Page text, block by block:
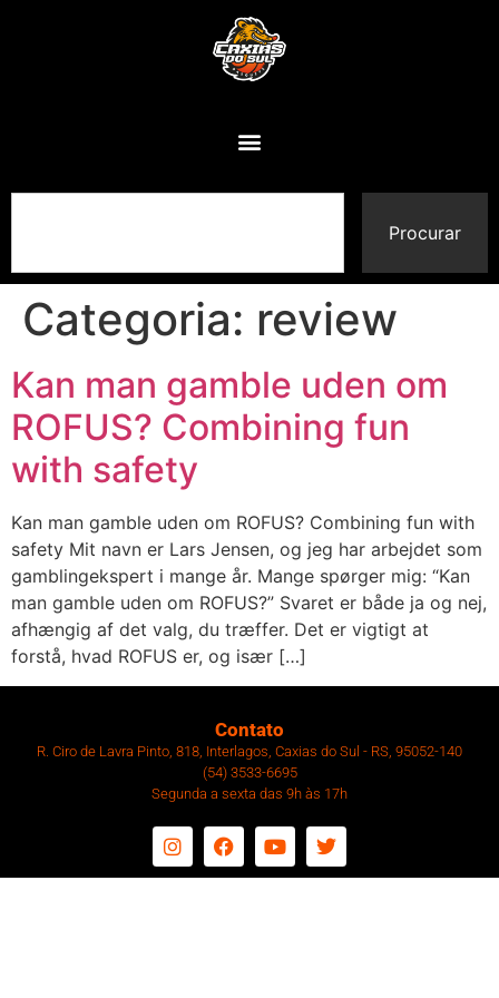
Procurar
Categoria: review
Kan man gamble uden om
ROFUS? Combining fun
with safety
Kan man gamble uden om ROFUS? Combining fun with
safety Mit navn er Lars Jensen, og jeg har arbejdet som
gamblingekspert i mange år. Mange spørger mig: “Kan
man gamble uden om ROFUS?” Svaret er både ja og nej,
afhængig af det valg, du træffer. Det er vigtigt at
forstå, hvad ROFUS er, og især […]
Contato
R. Ciro de Lavra Pinto, 818, Interlagos, Caxias do Sul - RS, 95052-140
(54) 3533-6695
Segunda a sexta das 9h às 17h